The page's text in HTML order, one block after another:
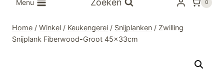
Menu Zoeken 0
Home / Winkel / Keukengerei / Snijplanken / Zwilling
Snijplank Fiberwood-Groot 45x33cm